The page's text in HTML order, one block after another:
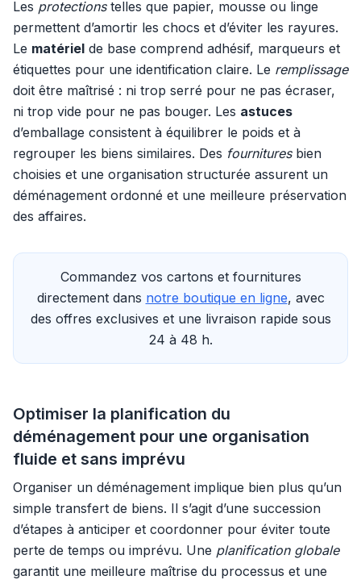
Les protectionstelles que papier, mousse ou linge
permettent d’amortir les chocs et d’éviter les rayures.
Le matériel de base comprend adhésif, marqueurs et
étiquettes pour une identification claire. Le remplissage
doit être maîtrisé : ni trop serré pour ne pas écraser,
ni trop vide pour ne pas bouger. Les astuces
d’emballage consistent à équilibrer le poids et à
regrouper les biens similaires. Des fournituresbien
choisies et une organisation structurée assurent un
déménagement ordonné et une meilleure préservation
des affaires.
Commandez vos cartons et fournitures
directement dans notre boutique en ligne, avec
des offres exclusives et une livraison rapide sous
24 à 48 h.
Optimiser la planification du
déménagement pour une organisation
fluide et sans imprévu
Organiser un déménagement implique bien plus qu’un
simple transfert de biens. Il s’agit d’une succession
d’étapes à anticiper et coordonner pour éviter toute
perte de temps ou imprévu. Une planification globale
garantit une meilleure maîtrise du processus et une